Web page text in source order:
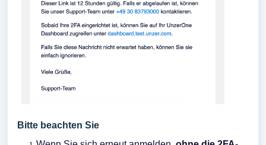
Bitte beachten Sie